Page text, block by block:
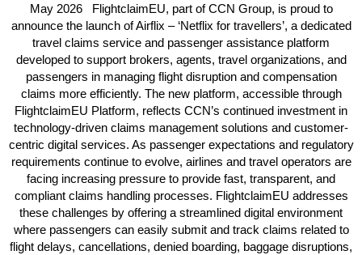
May 2026 FlightclaimEU, part of CCN Group, is proud to
announce the launch of Airflix – ‘Netflix for travellers’, a dedicated
travel claims service and passenger assistance platform
developed to support brokers, agents, travel organizations, and
passengers in managing flight disruption and compensation
claims more efficiently. The new platform, accessible through
FlightclaimEU Platform, reflects CCN’s continued investment in
technology-driven claims management solutions and customer-
centric digital services. As passenger expectations and regulatory
requirements continue to evolve, airlines and travel operators are
facing increasing pressure to provide fast, transparent, and
compliant claims handling processes. FlightclaimEU addresses
these challenges by offering a streamlined digital environment
where passengers can easily submit and track claims related to
flight delays, cancellations, denied boarding, baggage disruptions,